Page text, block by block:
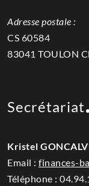
Adresse postale :
CS 60584
83041 TOULON
Secrétariat
Kristel
Email : finances-
Téléphone :